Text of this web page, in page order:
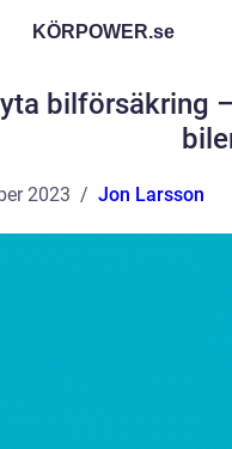
KÖRPOWER.se
bilförsäkring
2023 Jon Larsson